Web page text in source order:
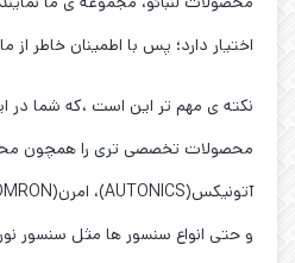
اختیار دارد؛ پس با اطمینان خاطر از
نکته ی مهم تر این است ،که شما در
محصولات تخصصی تری را همچون
و حتی انواع سنسور ها مثل سنسور